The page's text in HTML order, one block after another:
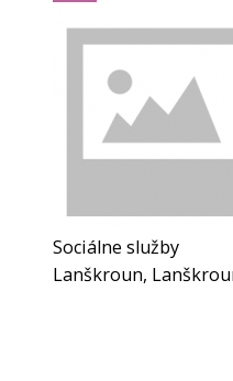
Sociálne služby
Lanškroun,